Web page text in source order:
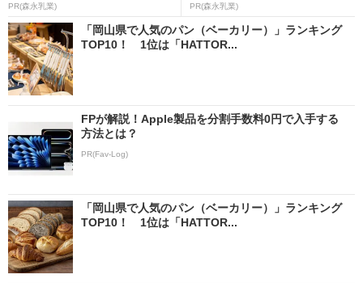
PR(森永乳業) PR(森永乳業)
「岡山県で人気のパン（ベーカリー）」ランキング
TOP10！ 1位は「HATTOR...
FPが解説！Apple製品を分割手数料0円で入手する
方法とは？
PR(Fav-Log)
「岡山県で人気のパン（ベーカリー）」ランキング
TOP10！ 1位は「HATTOR...